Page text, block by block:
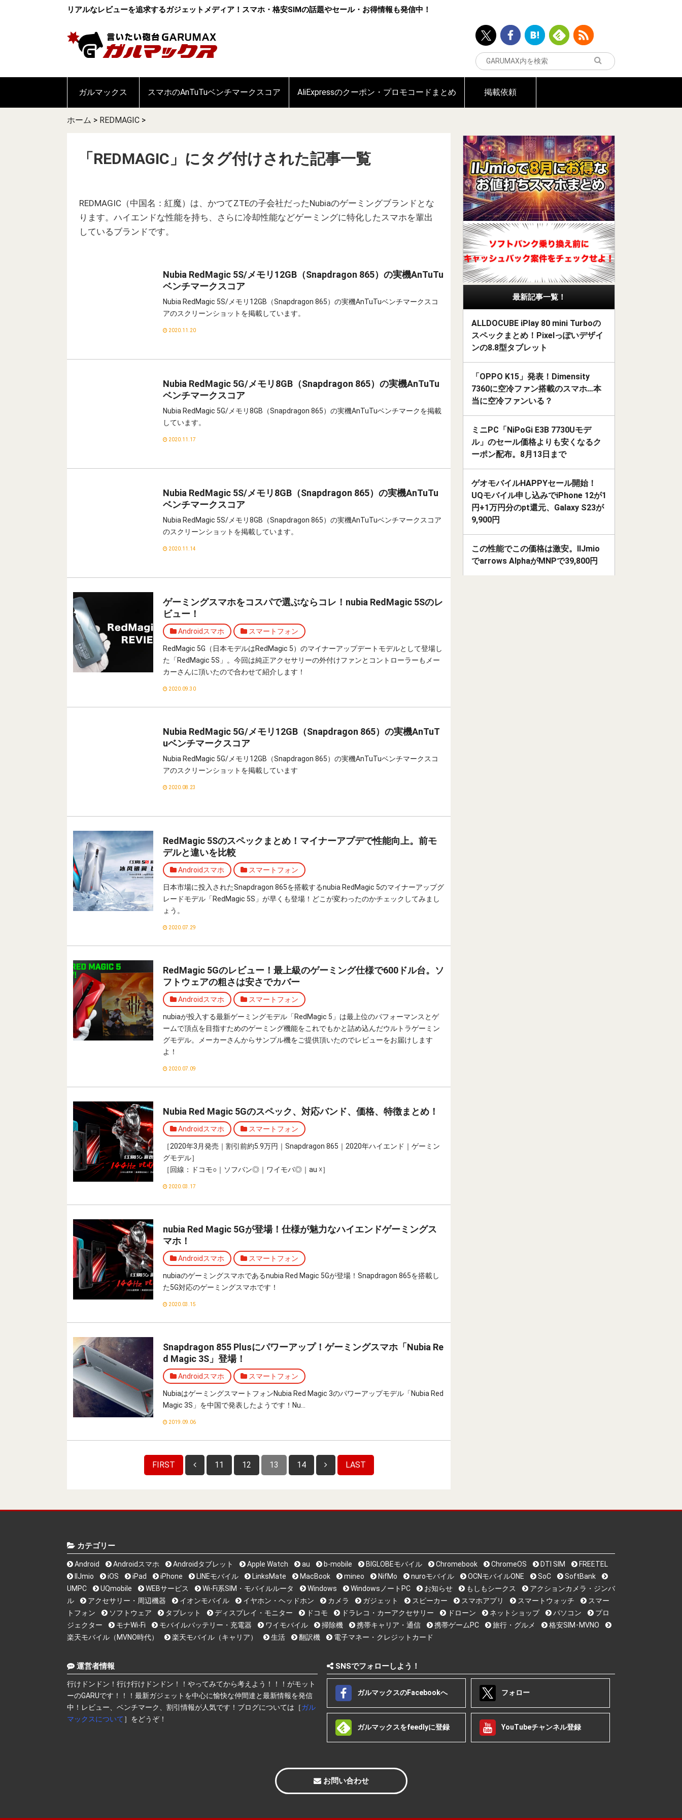
リアルなレビューを追求するガジェットメディア！スマホ・格安SIMの話題やセール・お得情報も発信中！
ガルマックス スマホのAnTuTuベンチマークスコア AliExpressのクーポン・プロモコードまとめ 掲載依頼
ホーム > REDMAGIC >
「REDMAGIC」にタグ付けされた記事一覧
REDMAGIC（中国名：紅魔）は、かつてZTEの子会社だったNubiaのゲーミングブランドとな
ります。ハイエンドな性能を持ち、さらに冷却性能などゲーミングに特化したスマホを輩出
しているブランドです。
Nubia RedMagic 5S/メモリ12GB（Snapdragon 865）の実機AnTuTu
ベンチマークスコア
Nubia RedMagic 5S/メモリ12GB（Snapdragon 865）の実機AnTuTuベンチマークスコ
アのスクリーンショットを掲載しています。
2020.11.20
Nubia RedMagic 5G/メモリ8GB（Snapdragon 865）の実機AnTuTu
ベンチマークスコア
Nubia RedMagic 5G/メモリ8GB（Snapdragon 865）の実機AnTuTuベンチマークを掲載
しています。
2020.11.17
Nubia RedMagic 5S/メモリ8GB（Snapdragon 865）の実機AnTuTu
ベンチマークスコア
Nubia RedMagic 5S/メモリ8GB（Snapdragon 865）の実機AnTuTuベンチマークスコア
のスクリーンショットを掲載しています。
2020.11.14
ゲーミングスマホをコスパで選ぶならコレ！nubia RedMagic 5Sのレ
ビュー！
Androidスマホ スマートフォン
RedMagic 5G（日本モデルはRedMagic 5）のマイナーアップデートモデルとして登場し
た「RedMagic 5S」。今回は純正アクセサリーの外付けファンとコントローラーもメー
カーさんに頂いたので合わせて紹介します！
2020.09.30
Nubia RedMagic 5G/メモリ12GB（Snapdragon 865）の実機AnTuT
uベンチマークスコア
Nubia RedMagic 5G/メモリ12GB（Snapdragon 865）の実機AnTuTuベンチマークスコ
アのスクリーンショットを掲載しています
2020.08.23
RedMagic 5Sのスペックまとめ！マイナーアプデで性能向上。前モ
デルと違いを比較
Androidスマホ スマートフォン
日本市場に投入されたSnapdragon 865を搭載するnubia RedMagic 5のマイナーアップグ
レードモデル「RedMagic 5S」が早くも登場！どこが変わったのかチェックしてみまし
ょう。
2020.07.29
RedMagic 5Gのレビュー！最上級のゲーミング仕様で600ドル台。ソ
フトウェアの粗さは安さでカバー
Androidスマホ スマートフォン
nubiaが投入する最新ゲーミングモデル「RedMagic 5」は最上位のパフォーマンスとゲ
ームで頂点を目指すためのゲーミング機能をこれでもかと詰め込んだウルトラゲーミン
グモデル。メーカーさんからサンプル機をご提供頂いたのでレビューをお届けします
よ！
2020.07.09
Nubia Red Magic 5Gのスペック、対応バンド、価格、特徴まとめ！
Androidスマホ スマートフォン
［2020年3月発売｜割引前約5.9万円｜Snapdragon 865｜2020年ハイエンド｜ゲーミン
グモデル］
［回線：ドコモ○｜ソフバン◎｜ワイモバ◎｜au ☓］
2020.03.17
nubia Red Magic 5Gが登場！仕様が魅力なハイエンドゲーミングス
マホ！
Androidスマホ スマートフォン
nubiaのゲーミングスマホであるnubia Red Magic 5Gが登場！Snapdragon 865を搭載し
た5G対応のゲーミングスマホです！
2020.03.15
Snapdragon 855 Plusにパワーアップ！ゲーミングスマホ「Nubia Re
d Magic 3S」登場！
Androidスマホ スマートフォン
NubiaはゲーミングスマートフォンNubia Red Magic 3のパワーアップモデル「Nubia Red
Magic 3S」を中国で発表したようです！Nu…
2019.09.06
FIRST 11 12 13 14 LAST
最新記事一覧！
ALLDOCUBE iPlay 80 mini Turboの
スペックまとめ！Pixelっぽいデザイ
ンの8.8型タブレット
「OPPO K15」発表！Dimensity
7360に空冷ファン搭載のスマホ…本
当に空冷ファンいる？
ミニPC「NiPoGi E3B 7730Uモデ
ル」のセール価格よりも安くなるク
ーポン配布。8月13日まで
ゲオモバイルHAPPYセール開始！
UQモバイル申し込みでiPhone 12が1
円+1万円分のpt還元、Galaxy S23が
9,900円
この性能でこの価格は激安。IIJmio
でarrows AlphaがMNPで39,800円
カテゴリー
Android Androidスマホ Androidタブレット Apple Watch au b-mobile BIGLOBEモバイル Chromebook ChromeOS DTI SIM
FREETEL
IIJmio
iOS iPad iPhone LINEモバイル LinksMate MacBook mineo NifMo nuroモバイル OCNモバイルONE SoC
SoftBank
UMPC
UQmobile WEBサービス Wi-Fi系SIM・モバイルルータ Windows WindowsノートPC お知らせ もしもシークス
アクションカメラ・ジンバ
ル
アクセサリー・周辺機器 イオンモバイル イヤホン・ヘッドホン カメラ ガジェット スピーカー スマホアプリ スマートウォッチ
スマー
トフォン
ソフトウェア タブレット ディスプレイ・モニター ドコモ ドラレコ・カーアクセサリー ドローン ネットショップ パソコン
プロ
ジェクター
モナWi-Fi モバイルバッテリー・充電器 ワイモバイル 掃除機 携帯キャリア・通信 携帯ゲームPC 旅行・グルメ
格安SIM･MVNO
楽天モバイル（MVNO時代）
楽天モバイル（キャリア） 生活 翻訳機 電子マネー・クレジットカード
運営者情報
行けドンドン！行け行けドンドン！！やってみてから考えよう！！！がモット
ーのGARUです！！！最新ガジェットを中心に愉快な仲間達と最新情報を発信
中！レビュー、ベンチマーク、割引情報が人気です！ブログについては［ガル
マックスについて］をどうぞ！
SNSでフォローしよう！
ガルマックスのFacebookへ フォロー
ガルマックスをfeedlyに登録 YouTubeチャンネル登録
お問い合わせ